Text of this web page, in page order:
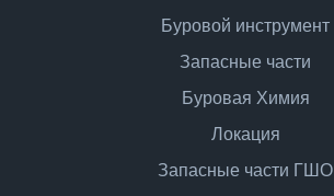
Буровой инструмент
Запасные части
Буровая Химия
Локация
Запасные части ГШО